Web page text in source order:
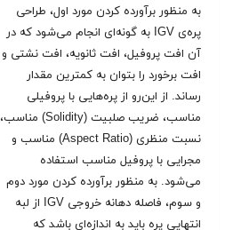
به منظور برآورده کردن مورد اول، طراحی
پره‌ی IGV به گونه‌ای انجام می‌شود که در
آن افت پروفیل، افت ثانویه، افت نشتی و
افت برخورد را بتوان به کمترین مقدار
رساند. از این‌رو از پره‌هایی با پروفیلی
مناسب، ضریب صلبیت (Solidity) مناسب،
نسبت منظری (Aspect Ratio) مناسب و
مجرایی با پروفیل مناسب استفاده
می‌شود. به منظور برآورده کردن مورد دوم
و سوم، فاصله دهانه خروجی IGV از لبه
انتهایی پره باید به اندازه‌ای باشد که